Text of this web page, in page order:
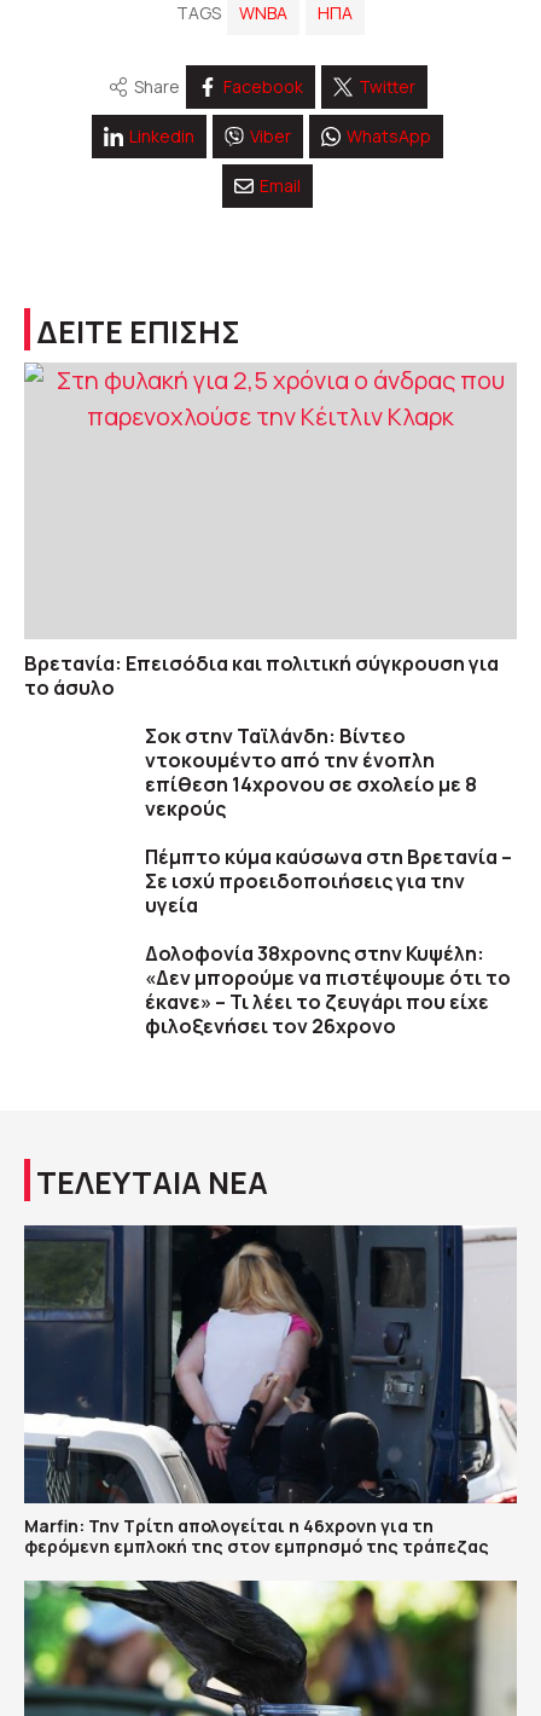
TAGS WNBA ΗΠΑ
Share Facebook Twitter
Linkedin Viber WhatsApp
Email
ΔΕΙΤΕ ΕΠΙΣΗΣ
Βρετανία: Επεισόδια και πολιτική σύγκρουση για
το άσυλο
Σοκ στην Ταϊλάνδη: Βίντεο
ντοκουμέντο από την ένοπλη
επίθεση 14χρονου σε σχολείο με 8
νεκρούς
Πέμπτο κύμα καύσωνα στη Βρετανία –
Σε ισχύ προειδοποιήσεις για την
υγεία
Δολοφονία 38χρονης στην Κυψέλη:
«Δεν μπορούμε να πιστέψουμε ότι το
έκανε» – Τι λέει το ζευγάρι που είχε
φιλοξενήσει τον 26χρονο
ΤΕΛΕΥΤΑΙΑ ΝΕΑ
Marfin: Την Τρίτη απολογείται η 46χρονη για τη
φερόμενη εμπλοκή της στον εμπρησμό της τράπεζας